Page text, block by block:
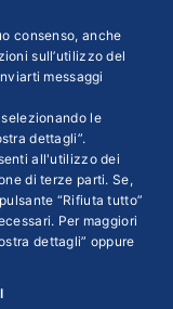
nuove risorse
risorse
del
consenso, anche
sull’utilizzo del
messaggi
le
dettagli”.
all'utilizzo dei
di terze parti. Se,
“Rifiuta tutto”
Per maggiori
dettagli” oppure